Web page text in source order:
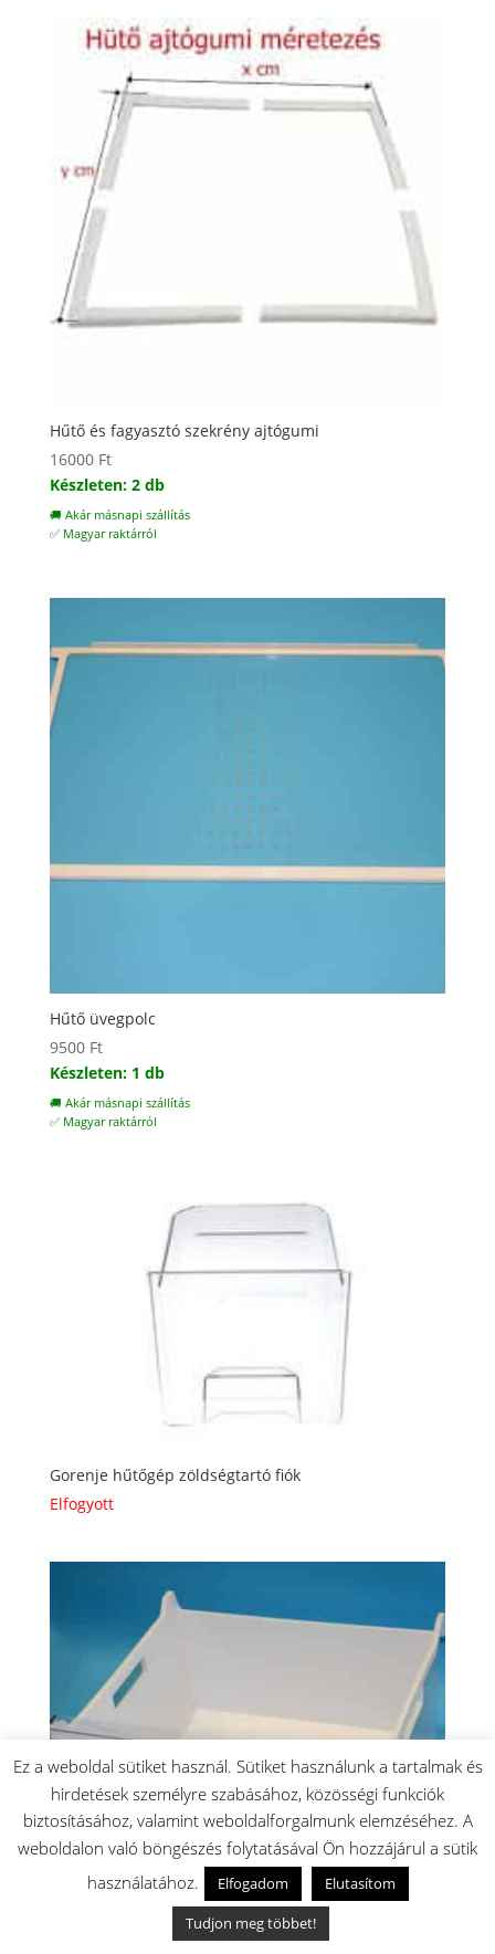
Hűtő és fagyasztó szekrény ajtógumi
16000 Ft
Készleten: 2 db
🚚 Akár másnapi szállítás
✅ Magyar raktárról
Hűtő üvegpolc
9500 Ft
Készleten: 1 db
🚚 Akár másnapi szállítás
✅ Magyar raktárról
Gorenje hűtőgép zöldségtartó fiók
Elfogyott
Ez a weboldal sütiket használ. Sütiket használunk a tartalmak és
hirdetések személyre szabásához, közösségi funkciók
biztosításához, valamint weboldalforgalmunk elemzéséhez. A
weboldalon való böngészés folytatásával Ön hozzájárul a sütik
használatához.
Elfogadom
Elutasítom
Tudjon meg többet!